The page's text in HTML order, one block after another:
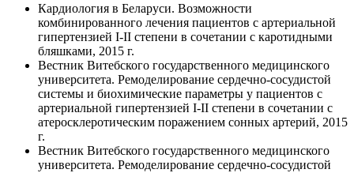
Кардиология в Беларуси. Возможности
комбинированного лечения пациентов с артериальной
гипертензией I-II степени в сочетании с каротидными
бляшками, 2015 г.
Вестник Витебского государственного медицинского
университета. Ремоделирование сердечно-сосудистой
системы и биохимические параметры у пациентов с
артериальной гипертензией I-II степени в сочетании с
атеросклеротическим поражением сонных артерий, 2015
г.
Вестник Витебского государственного медицинского
университета. Ремоделирование сердечно-сосудистой